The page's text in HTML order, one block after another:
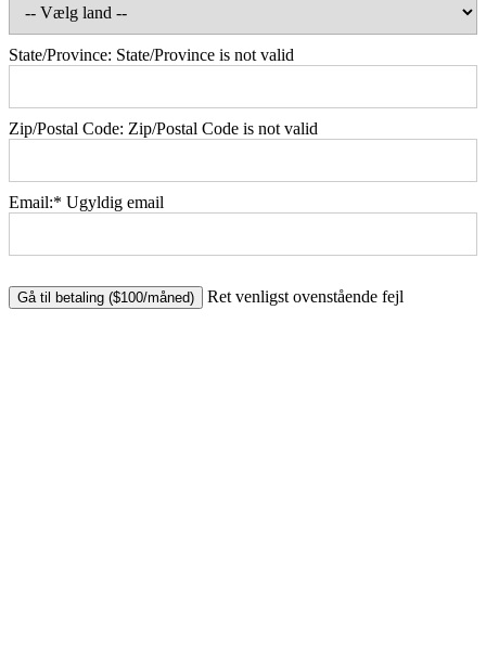
State/Province: State/Province is not valid
Zip/Postal Code: Zip/Postal Code is not valid
Email:* Ugyldig email
No val Ret venligst ovenstående fejl